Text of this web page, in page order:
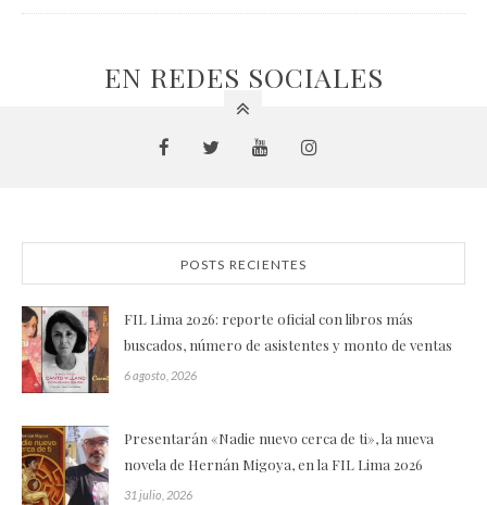
EN REDES SOCIALES
POSTS RECIENTES
FIL Lima 2026: reporte oficial con libros más
buscados, número de asistentes y monto de ventas
6 agosto, 2026
Presentarán «Nadie nuevo cerca de ti», la nueva
novela de Hernán Migoya, en la FIL Lima 2026
31 julio, 2026